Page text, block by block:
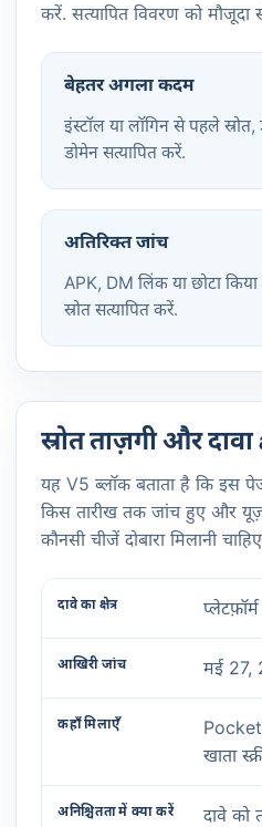
करें. सत्यापित विवरण को मौजूदा
बेहतर अगला कदम
इंस्टॉल या लॉगिन से पहले
डोमेन सत्यापित करें.
अतिरिक्त जांच
APK, DM लिंक या छोटा
स्रोत सत्यापित करें.
स्रोत ताज़गी और
यह V5 ब्लॉक बताता है कि इस
किस तारीख तक जांच हुए और
कौनसी चीजें दोबारा मिलानी
मई 27,
खाता
दावे को